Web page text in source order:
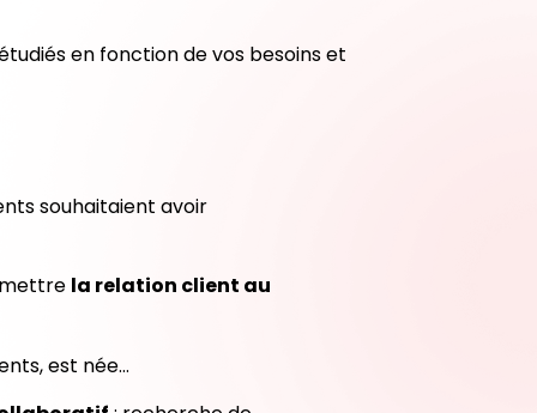
en fonction de vos besoins et
souhaitaient avoir
la relation client au
est née…